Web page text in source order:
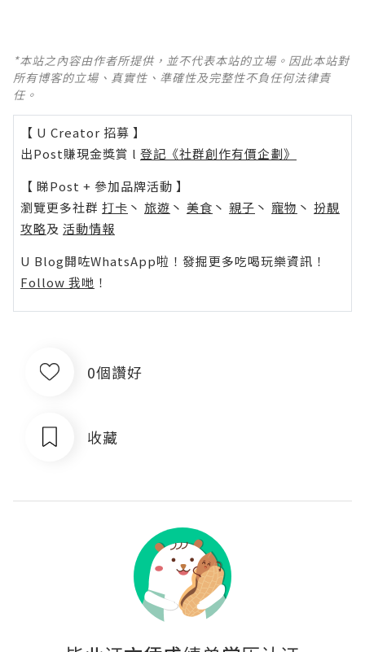
*本站之內容由作者所提供，並不代表本站的立場。因此本站對
所有博客的立場、真實性、準確性及完整性不負任何法律責
任。
【 U Creator 招募 】
出Post賺現金獎賞 l 登記《社群創作有價企劃》
【 睇Post + 參加品牌活動 】
瀏覽更多社群 打卡 丶 旅遊 丶 美食 丶 親子 丶 寵物 丶 扮靚
攻略及 活動情報
U Blog開咗WhatsApp啦！發掘更多吃喝玩樂資訊！
Follow 我哋 ！
0個讚好
收藏